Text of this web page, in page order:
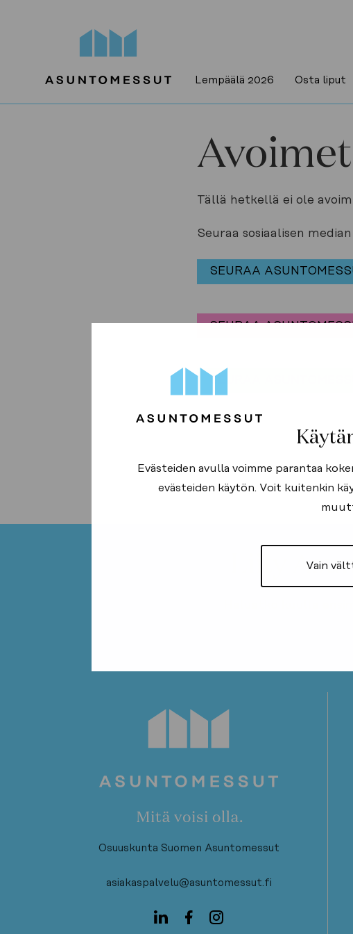
Evästeiden avulla voimme parantaa
evästeiden käytön. Voit kuitenkin
Vain
Lempäälä 2026 Osta liput
Tällä hetkellä ei ole
Seuraa sosiaalisen
SEURAA
SEURAA
SEURAA
Liity
Osuuskunta Suomen Asuntomessut
asiakaspalvelu@asuntomessut.fi
Haluatko kuulla